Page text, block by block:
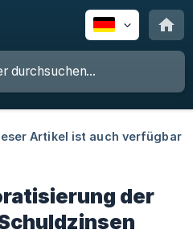
Artikel ist auch verfügbar
der